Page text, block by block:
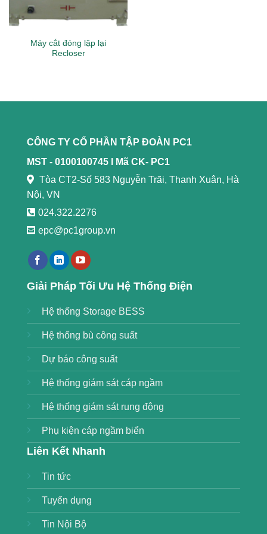
Máy cắt đóng lặp lại
Recloser
CÔNG TY CỔ PHẦN TẬP ĐOÀN PC1
MST - 0100100745 l
Mã CK- PC1
Tòa CT2-Số 583 Nguyễn Trãi, Thanh Xuân, Hà
Nội, VN
024.322.2276
epc@pc1group.vn
Giải Pháp Tối Ưu Hệ Thống Điện
Hệ thống Storage BESS
Hệ thống bù công suất
Dự báo công suất
Hệ thống giám sát cáp ngầm
Hệ thống giám sát rung động
Phụ kiện cáp ngầm biển
Liên Kết Nhanh
Tin tức
Tuyển dụng
Tin Nội Bộ